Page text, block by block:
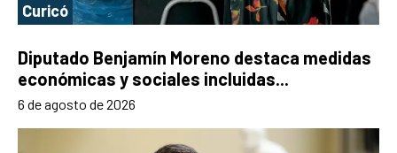
Curicó
Diputado Benjamín Moreno destaca medidas
económicas y sociales incluidas...
6 de agosto de 2026